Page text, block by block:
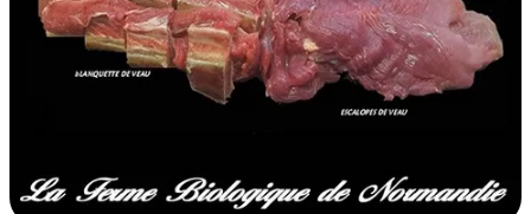
BARBECUE BRASERO
BOUILLONS D'OS et OS BIO